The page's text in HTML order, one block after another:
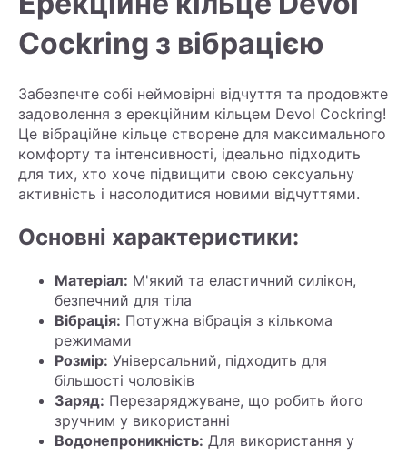
Cockring з вібрацією
Забезпечте собі неймовірні відчуття та продовжте
задоволення з ерекційним кільцем Devol Cockring!
Це вібраційне кільце створене для максимального
комфорту та інтенсивності, ідеально підходить
для тих, хто хоче підвищити свою сексуальну
активність і насолодитися новими відчуттями.
Основні характеристики:
Матеріал: М'який та еластичний силікон,
безпечний для тіла
Вібрація: Потужна вібрація з кількома
режимами
Розмір: Універсальний, підходить для
більшості чоловіків
Заряд: Перезаряджуване, що робить його
зручним у використанні
Водонепроникність: Для використання у